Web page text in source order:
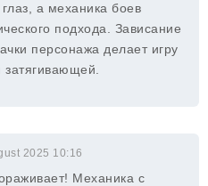
а механика боев
подхода. Зависание
персонажа делает игру
затягивающей.
2025 10:16
Механика с